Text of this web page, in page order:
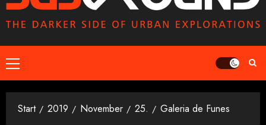
Primäres
Menü
Start 2019 November 25. Galeria de Funes